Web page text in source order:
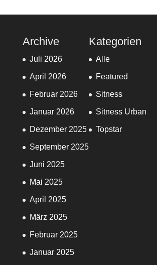
Archive
Juli 2026
April 2026
Februar 2026
Januar 2026
Dezember 2025
September 2025
Juni 2025
Mai 2025
April 2025
März 2025
Februar 2025
Januar 2025
Kategorien
Alle
Featured
Sitness
Sitness Urban
Topstar